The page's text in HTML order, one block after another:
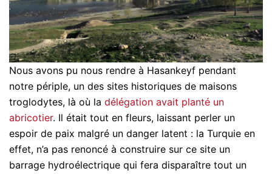
Nous avons pu nous rendre à Hasankeyf pendant
notre périple, un des sites historiques de maisons
troglodytes, là où la délégation avait planté un
abricotier. Il était tout en fleurs, laissant perler un
espoir de paix malgré un danger latent : la Turquie en
effet, n’a pas renoncé à construire sur ce site un
barrage hydroélectrique qui fera disparaître tout un